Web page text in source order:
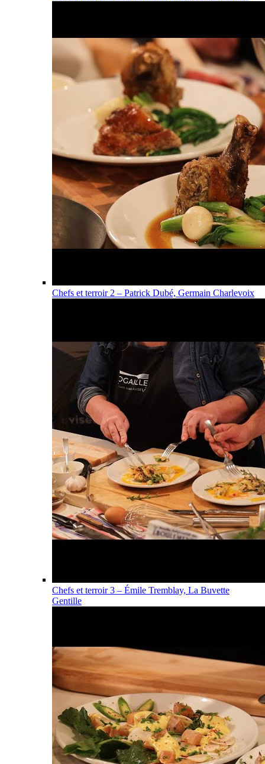
Chefs et terroir 2 – Patrick Dubé, Germain Charlevoix
Chefs et terroir 3 – Émile Tremblay, La Buvette
Gentille